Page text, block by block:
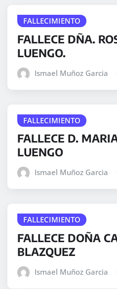
FALLECIMIENTO
FALLECE DÑA.
LUENGO.
Ismael Muñoz Garcia
FALLECIMIENTO
FALLECE D.
LUENGO
Ismael Muñoz Garcia
FALLECIMIENTO
FALLECE DOÑA
BLAZQUEZ
Ismael Muñoz Garcia